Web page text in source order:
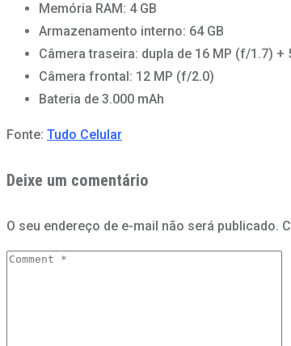
Memória RAM: 4 GB
Armazenamento interno: 64 GB
Câmera traseira: dupla de 16 MP (f/1.7) +
Câmera frontal: 12 MP (f/2.0)
Bateria de 3.000 mAh
Fonte: Tudo Celular
Deixe um comentário
O seu endereço de e-mail não será publicado.